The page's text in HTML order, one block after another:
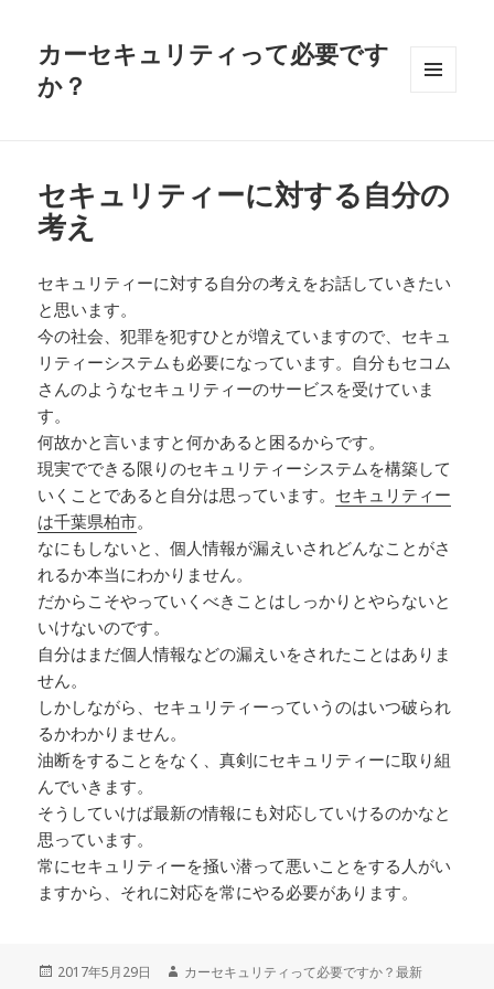
カーセキュリティって必要です
か？
セキュリティーに対する自分の
考え
セキュリティーに対する自分の考えをお話していきたい
と思います。
今の社会、犯罪を犯すひとが増えていますので、セキュ
リティーシステムも必要になっています。自分もセコム
さんのようなセキュリティーのサービスを受けていま
す。
何故かと言いますと何かあると困るからです。
現実でできる限りのセキュリティーシステムを構築して
いくことであると自分は思っています。 セキュリティー
は千葉県柏市。
なにもしないと、個人情報が漏えいされどんなことがさ
れるか本当にわかりません。
だからこそやっていくべきことはしっかりとやらないと
いけないのです。
自分はまだ個人情報などの漏えいをされたことはありま
せん。
しかしながら、セキュリティーっていうのはいつ破られ
るかわかりません。
油断をすることをなく、真剣にセキュリティーに取り組
んでいきます。
そうしていけば最新の情報にも対応していけるのかなと
思っています。
常にセキュリティーを掻い潜って悪いことをする人がい
ますから、それに対応を常にやる必要があります。
投
2017年5月29日
作
カーセキュリティって必要ですか？最新